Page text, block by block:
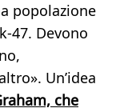
popolazione
47. Devono
Un’idea
che